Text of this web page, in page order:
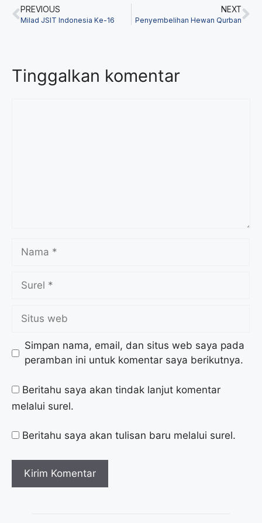
PREVIOUS
Milad JSIT Indonesia Ke-16
NEXT
Penyembelihan Hewan Qurban
Tinggalkan komentar
Simpan nama, email, dan situs web saya pada
peramban ini untuk komentar saya berikutnya.
Beritahu saya akan tindak lanjut komentar
melalui surel.
Beritahu saya akan tulisan baru melalui surel.